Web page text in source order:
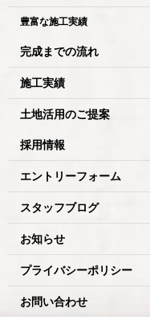
豊富な施工実績
完成までの流れ
施工実績
土地活用のご提案
採用情報
エントリーフォーム
スタッフブログ
お知らせ
プライバシーポリシー
お問い合わせ